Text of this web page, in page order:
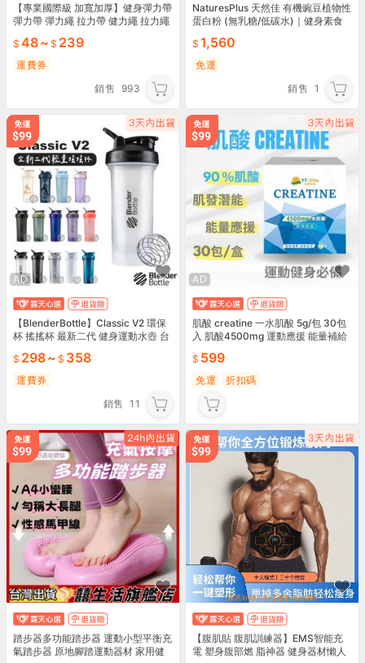
【專業國際級 加寬加厚】健身彈力帶
彈力帶 彈力繩 拉力帶 健力繩 拉力繩
FG11
48~ 239
運費券
銷售
993
NaturesPlus 天然佳 有機豌豆植物性
蛋白粉 (無乳糖/低碳水)｜健身素食
1,560
免運
銷售 1
AD
【BlenderBottle】Classic V2 環保
杯 搖搖杯 最新二代 健身運動水壺 台
298~ 358
運費券
銷售 11
AD
肌酸 creatine 一水肌酸 5g/包 30包
入 肌酸4500mg 運動應援 能量補給
599
免運 折扣碼
踏步器多功能踏步器 運動小型平衡充
氣踏步器 原地腳踏運動器材 家用健
【腹肌貼 腹肌訓練器】EMS智能充
電 塑身腹部燃 脂神器 健身器材懶人